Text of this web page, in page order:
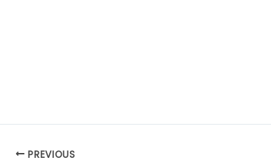
PREVIOUS